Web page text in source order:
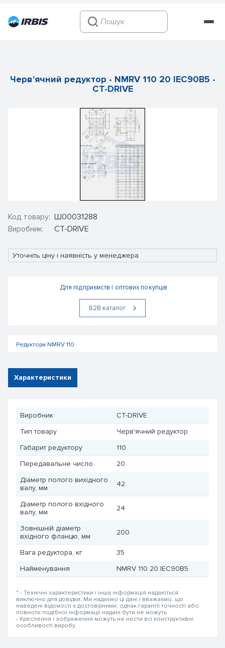
Черв'ячний редуктор - NMRV 110 20 IEC90B5 -
CT-DRIVE
Код товару:
Виробник:
Ш00031288
CT-DRIVE
Уточніть ціну і наявність у менеджера
Для підприємств і оптових покупців
В2В каталог
Редуктори NMRV 110
Характеристики
Виробник
CT-DRIVE
Тип товару
Черв'ячний редуктор
Габарит редуктору
110
Передавальне число
20
Діаметр полого вихідного
валу, мм
42
Діаметр полого вхідного
валу, мм
24
Зовнішній діаметр
вхідного фланцю, мм
200
Вага редуктора, кг
35
Найменування
NMRV 110 20 IEC90B5
* - Технічні характеристики і інша інформація надаються
виключно для довідки. Ми надаємо ці дані і вважаємо, що
наведені відомості є достовірними, однак гарантії точності або
повноти подібної інформації надані бути не можуть
- Креслення і зображення можуть не нести всі конструктивні
особливості виробу.